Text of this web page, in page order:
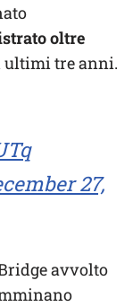
oltre
ultimi tre anni.
27,
avvolto